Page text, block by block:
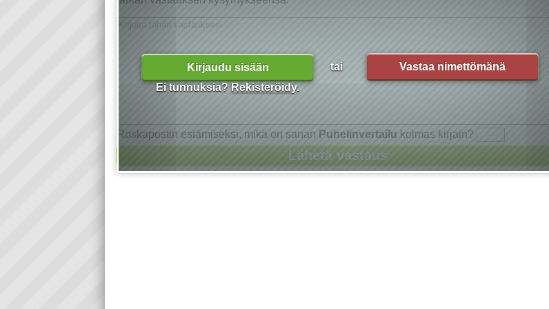
Kirjaudu sisään
Ei tunnuksia?Rekisteröidy.
tai Vastaa nimettömänä
Roskapostin estämiseksi, mikä on sanan Puhelinvertailu kolmas kirjain?